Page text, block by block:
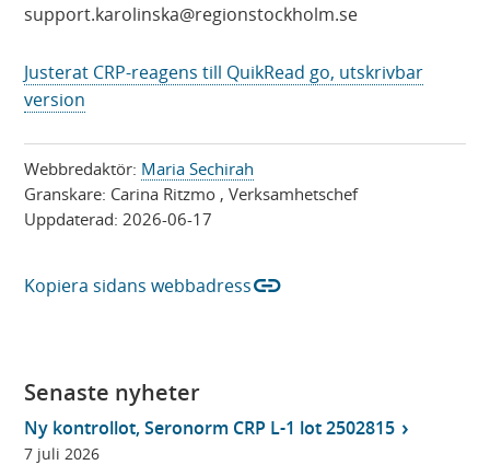
support.karolinska@regionstockholm.se
Justerat CRP-reagens till QuikRead go, utskrivbar
version
Webbredaktör: Maria Sechirah
Granskare: Carina Ritzmo , Verksamhetschef
Uppdaterad: 2026-06-17
Kopiera sidans webbadresslink
Senaste nyheter
Ny kontrollot, Seronorm CRP L-1 lot 2502815
7 juli 2026